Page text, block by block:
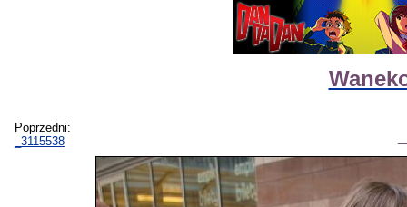
Poprzedni:
_3115538